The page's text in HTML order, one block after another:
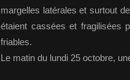
margelles latérales et surtout
étaient cassées et fragilisées
friables.
Le matin du lundi 25 octobre,